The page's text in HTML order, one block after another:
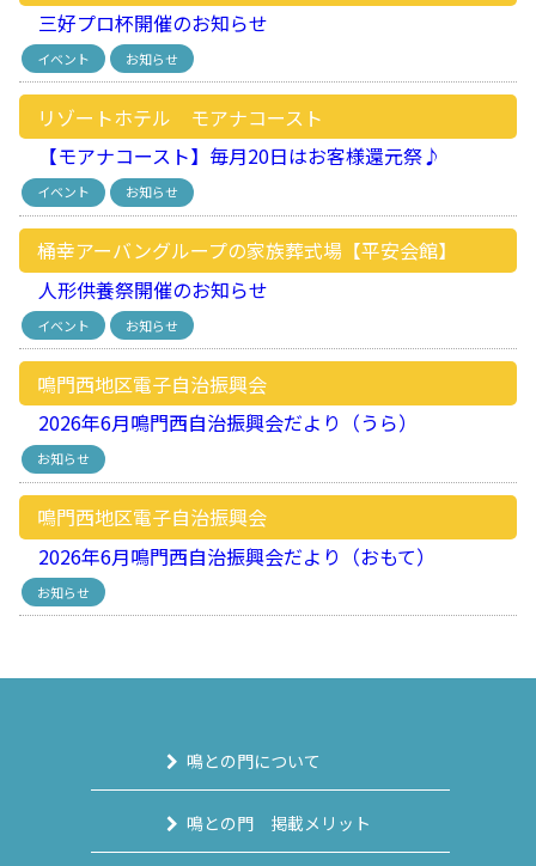
三好プロ杯開催のお知らせ
イベント お知らせ
リゾートホテル モアナコースト
【モアナコースト】毎月20日はお客様還元祭♪
イベント お知らせ
桶幸アーバングループの家族葬式場【平安会館】
人形供養祭開催のお知らせ
イベント お知らせ
鳴門西地区電子自治振興会
2026年6月鳴門西自治振興会だより（うら）
お知らせ
鳴門西地区電子自治振興会
2026年6月鳴門西自治振興会だより（おもて）
お知らせ
鳴との門について
鳴との門 掲載メリット